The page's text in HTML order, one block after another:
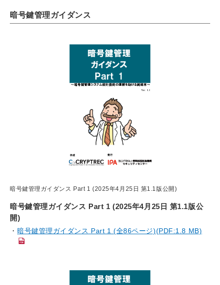
暗号鍵管理ガイダンス
暗号鍵管理ガイダンス Part 1 (2025年4月25日 第1.1版公開)
暗号鍵管理ガイダンス Part 1 (2025年4月25日 第1.1版公
開)
暗号鍵管理ガイダンス Part 1 (全86ページ)(PDF:1.8 MB)